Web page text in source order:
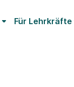
Für Lehrkräfte